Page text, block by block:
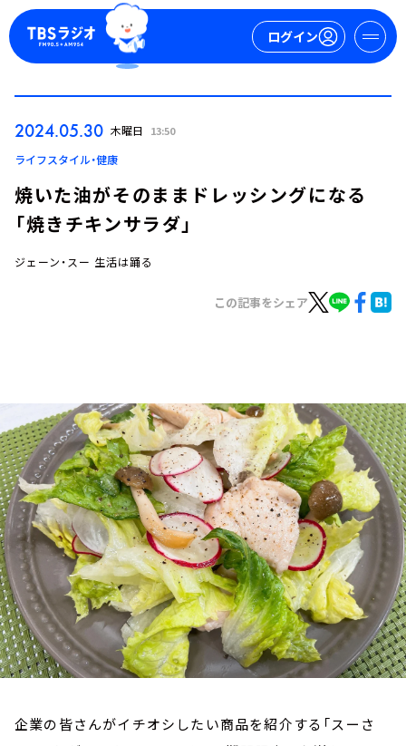
ログイン
ログイン
お知らせ
イベント・グッズ
YouTube
会社情報
2024.05.30 木曜日 13:50
ライフスタイル・健康
焼いた油がそのままドレッシングになる
「焼きチキンサラダ」
ジェーン・スー 生活は踊る
この記事をシェア
企業の皆さんがイチオシしたい商品を紹介する「スーさ